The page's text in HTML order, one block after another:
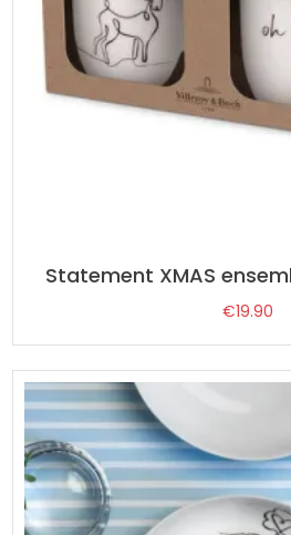
Statement XMAS
€19.90